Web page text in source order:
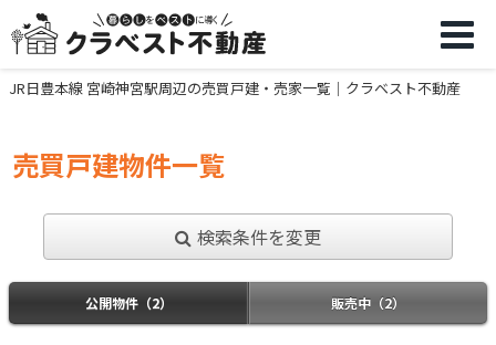
JR日豊本線 宮崎神宮駅周辺の売買戸建・売家一覧｜クラベスト不動産
売買戸建物件一覧
検索条件を変更
公開物件（2） 販売中（2）